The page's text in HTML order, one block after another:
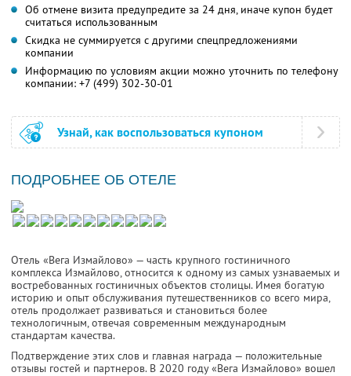
Об отмене визита предупредите за 24 дня, иначе купон будет
считаться использованным
Скидка не суммируется с другими спецпредложениями
компании
Информацию по условиям акции можно уточнить по телефону
компании: +7 (499) 302-30-01
Узнай, как воспользоваться купоном
ПОДРОБНЕЕ ОБ ОТЕЛЕ
Отель «Вега Измайлово» — часть крупного гостиничного
комплекса Измайлово, относится к одному из самых узнаваемых и
востребованных гостиничных объектов столицы. Имея богатую
историю и опыт обслуживания путешественников со всего мира,
отель продолжает развиваться и становиться более
технологичным, отвечая современным международным
стандартам качества.
Подтверждение этих слов и главная награда — положительные
отзывы гостей и партнеров. В 2020 году «Вега Измайлово» вошел